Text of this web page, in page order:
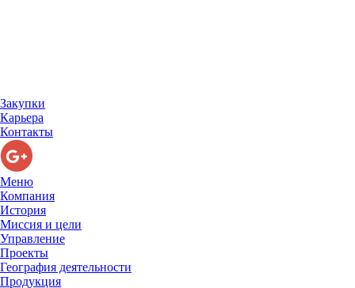
Закупки
Карьера
Контакты
Меню
Компания
История
Миссия и цели
Управление
Проекты
География деятельности
Продукция